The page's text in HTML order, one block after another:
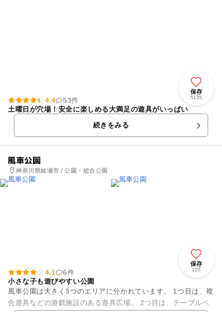
保存
5135
4.4
53件
土曜日が穴場！安全に楽しめる大満足の遊具がいっぱい
続きをみる
風車公園
神奈川県綾瀬市 / 公園・総合公園
保存
125
4.1
6件
小さな子も遊びやすい公園
風車公園は大きく3つのエリアに分かれています。 1つ目は、複
合遊具などの遊戯施設のある遊具広場。 2つ目は、テーブルベ